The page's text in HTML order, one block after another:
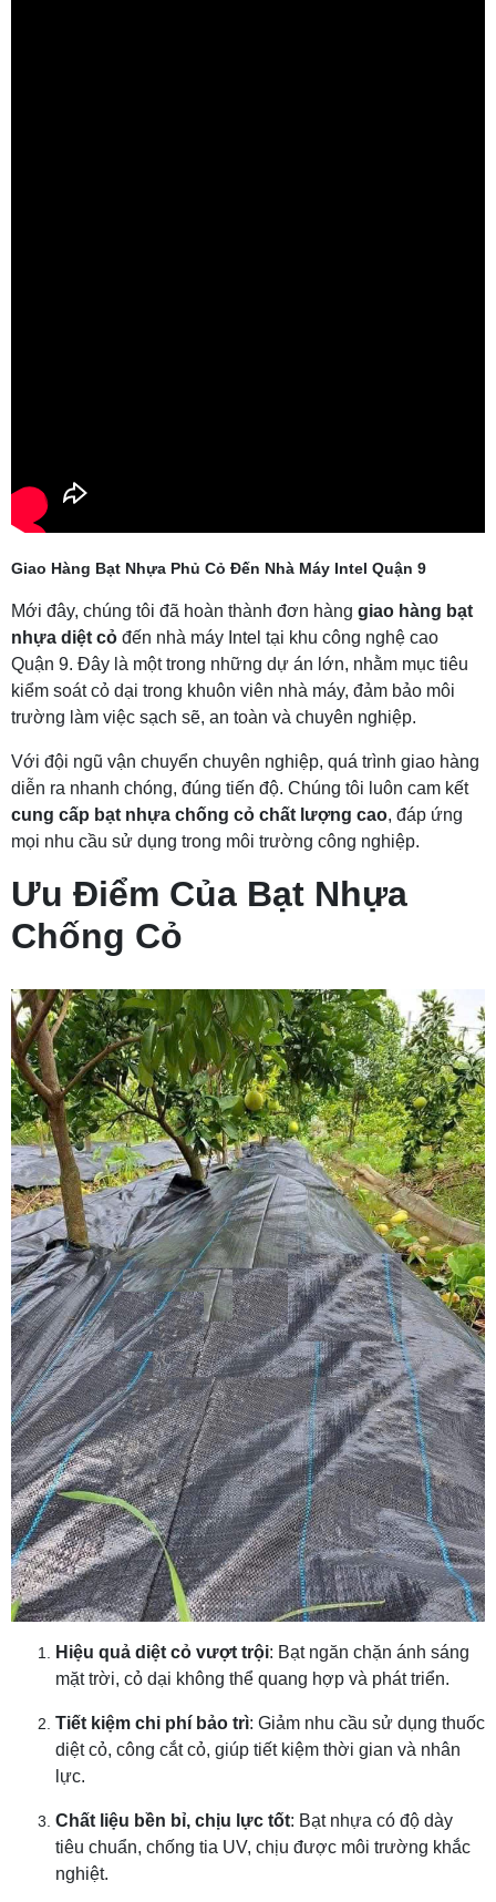
Giao Hàng Bạt Nhựa Phủ Cỏ Đến Nhà Máy Intel Quận 9
Mới đây, chúng tôi đã hoàn thành đơn hàng giao hàng bạt
nhựa diệt cỏ đến nhà máy Intel tại khu công nghệ cao
Quận 9. Đây là một trong những dự án lớn, nhằm mục tiêu
kiểm soát cỏ dại trong khuôn viên nhà máy, đảm bảo môi
trường làm việc sạch sẽ, an toàn và chuyên nghiệp.
Với đội ngũ vận chuyển chuyên nghiệp, quá trình giao hàng
diễn ra nhanh chóng, đúng tiến độ. Chúng tôi luôn cam kết
cung cấp bạt nhựa chống cỏ chất lượng cao, đáp ứng
mọi nhu cầu sử dụng trong môi trường công nghiệp.
Ưu Điểm Của Bạt Nhựa
Chống Cỏ
Hiệu quả diệt cỏ vượt trội: Bạt ngăn chặn ánh sáng
mặt trời, cỏ dại không thể quang hợp và phát triển.
Tiết kiệm chi phí bảo trì: Giảm nhu cầu sử dụng thuốc
diệt cỏ, công cắt cỏ, giúp tiết kiệm thời gian và nhân
lực.
Chất liệu bền bỉ, chịu lực tốt: Bạt nhựa có độ dày
tiêu chuẩn, chống tia UV, chịu được môi trường khắc
nghiệt.